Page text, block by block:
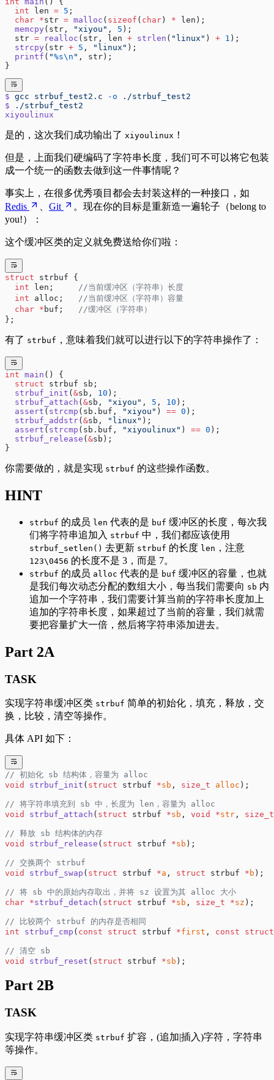
  int
len = 5 ;
  char
*str = malloc ( sizeof ( char ) * len);
  memcpy
(str, "xiyou" , 5 );
  str
= realloc (str, len + strlen ( "linux" ) + 1 );
  strcpy
(str + 5 , "linux" );
  printf
( "%s\n " , str);
}
$ gcc strbuf_test2.c -o ./strbuf_test2
$ ./strbuf_test2
xiyoulinux
是的，这次我们成功输出了 xiyoulinux ！
但是，上面我们硬编码了字符串长度，我们可不可以将它包装
成一个统一的函数去做到这一件事情呢？
事实上，在很多优秀项目都会去封装这样的一种接口，如
Redis
Git
。现在你的目标是重新造一遍轮子（belong to
you!）：
这个缓冲区类的定义就免费送给你们啦：
struct strbuf {
  int
len;
     //当前缓冲区（字符串）长度
  int
alloc;
   //当前缓冲区（字符串）容量
  char
* buf;
   //缓冲区（字符串）
};
有了 strbuf ，意味着我们就可以进行以下的字符串操作了：
int main () {
  struct
strbuf sb;
  strbuf_init
( &sb, 10 );
  strbuf_attach
( &sb, "xiyou" , 5 , 10 );
  assert
( strcmp (sb.buf, "xiyou" ) == 0 );
  strbuf_addstr
( &sb, "linux" );
  assert
( strcmp (sb.buf, "xiyoulinux" ) == 0 );
  strbuf_release
( &sb);
}
你需要做的，就是实现 strbuf 的这些操作函数。
HINT
strbuf 的成员 len 代表的是 buf 缓冲区的长度，每次我
们将字符串追加入 strbuf 中，我们都应该使用
strbuf_setlen() 去更新 strbuf 的长度 len ，注意
123\0456 的长度不是 3，而是 7。
strbuf 的成员 alloc 代表的是 buf 缓冲区的容量，也就
是我们每次动态分配的数组大小，每当我们需要向 sb 内
追加一个字符串，我们需要计算当前的字符串长度加上
追加的字符串长度，如果超过了当前的容量，我们就需
要把容量扩大一倍，然后将字符串添加进去。
Part 2A
TASK
实现字符串缓冲区类 strbuf 简单的初始化，填充，释放，交
换，比较，清空等操作。
具体 API 如下：
// 初始化 sb 结构体，容量为 alloc
void
strbuf_init ( struct strbuf *sb , size_t alloc );
// 将字符串填充到 sb 中，长度为 len，容量为 alloc
void
strbuf_attach ( struct strbuf *sb , void *str , size_t
// 释放 sb 结构体的内存
void
strbuf_release ( struct strbuf *sb );
// 交换两个 strbuf
void
strbuf_swap ( struct strbuf *a , struct strbuf * b );
// 将 sb 中的原始内存取出，并将 sz 设置为其 alloc 大小
char *strbuf_detach ( struct strbuf *sb , size_t *sz );
// 比较两个 strbuf 的内存是否相同
int strbuf_cmp ( const struct strbuf *first , const struct
// 清空 sb
void
strbuf_reset ( struct strbuf *sb );
Part 2B
TASK
实现字符串缓冲区类 strbuf 扩容，(追加|插入)字符，字符串
等操作。